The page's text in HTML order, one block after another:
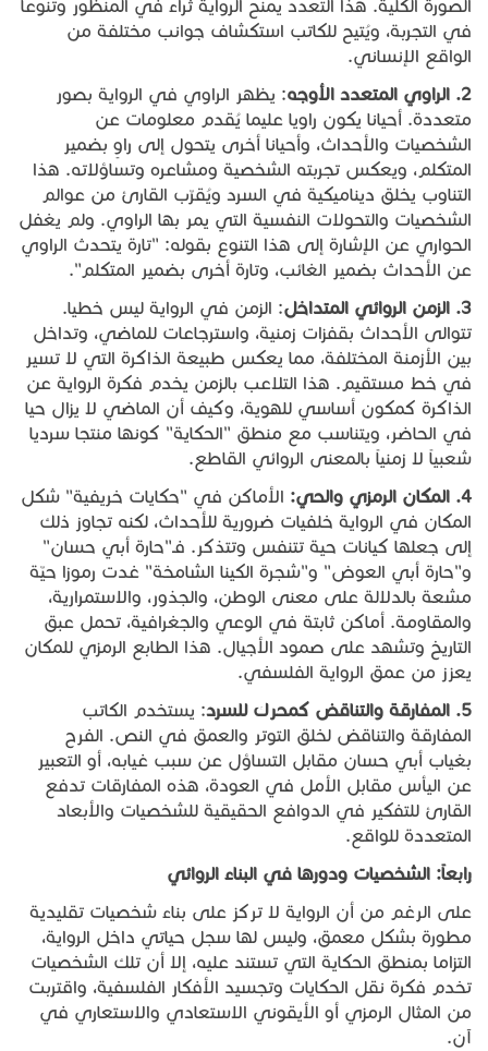
الصورة الكلية. هذا التعدد يمنح الرواية ثراءً في المنظور وتنوعا
في التجربة، ويُتيح للكاتب استكشاف جوانب مختلفة من
الواقع الإنساني.
2. الراوي المتعدد الأوجه: يظهر الراوي في الرواية بصور
متعددة. أحيانا يكون راويا عليما يُقدم معلومات عن
الشخصيات والأحداث، وأحيانا أخرى يتحول إلى راوٍ بضمير
المتكلم، ويعكس تجربته الشخصية ومشاعره وتساؤلاته. هذا
التناوب يخلق ديناميكية في السرد ويُقرّب القارئ من عوالم
الشخصيات والتحولات النفسية التي يمر بها الراوي. ولم يغفل
الحواري عن الإشارة إلى هذا التنوع بقوله: "تارة يتحدث الراوي
عن الأحداث بضمير الغائب، وتارة أخرى بضمير المتكلم".
3. الزمن الروائي المتداخل: الزمن في الرواية ليس خطيا.
تتوالى الأحداث بقفزات زمنية، واسترجاعات للماضي، وتداخل
بين الأزمنة المختلفة، مما يعكس طبيعة الذاكرة التي لا تسير
في خط مستقيم. هذا التلاعب بالزمن يخدم فكرة الرواية عن
الذاكرة كمكون أساسي للهوية، وكيف أن الماضي لا يزال حيا
في الحاضر، ويتناسب مع منطق "الحكاية" كونها منتجا سرديا
شعبياً لا زمنياً بالمعنى الروائي القاطع.
4. المكان الرمزي والحي: الأماكن في "حكايات خريفية" شكل
المكان في الرواية خلفيات ضرورية للأحداث، لكنه تجاوز ذلك
إلى جعلها كيانات حية تتنفس وتتذكر. فـ"حارة أبي حسان"
و"حارة أبي العوض" و"شجرة الكينا الشامخة" غدت رموزا حيّة
مشعة بالدلالة على معنى الوطن، والجذور، والاستمرارية،
والمقاومة. أماكن ثابتة في الوعي والجغرافية، تحمل عبق
التاريخ وتشهد على صمود الأجيال. هذا الطابع الرمزي للمكان
يعزز من عمق الرواية الفلسفي.
5. المفارقة والتناقض كمحرك للسرد: يستخدم الكاتب
المفارقة والتناقض لخلق التوتر والعمق في النص. الفرح
بغياب أبي حسان مقابل التساؤل عن سبب غيابه، أو التعبير
عن اليأس مقابل الأمل في العودة، هذه المفارقات تدفع
القارئ للتفكير في الدوافع الحقيقية للشخصيات والأبعاد
المتعددة للواقع.
رابعاً: الشخصيات ودورها في البناء الروائي
على الرغم من أن الرواية لا تركز على بناء شخصيات تقليدية
مطورة بشكل معمق، وليس لها سجل حياتي داخل الرواية،
التزاما بمنطق الحكاية التي تستند عليه، إلا أن تلك الشخصيات
تخدم فكرة نقل الحكايات وتجسيد الأفكار الفلسفية، واقتربت
من المثال الرمزي أو الأيقوني الاستعادي والاستعاري في
آن.